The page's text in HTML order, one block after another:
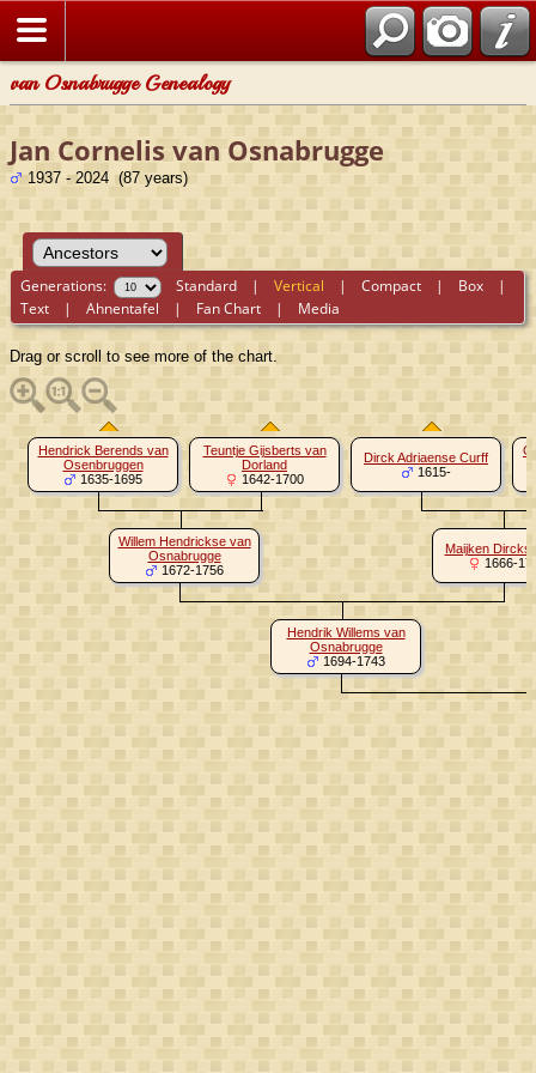
van Osnabrugge Genealogy
Jan Cornelis van Osnabrugge
1937 - 2024 (87 years)
Generations: Standard |Vertical |Compact | Box |
Text |Ahnentafel | Fan Chart | Media
Drag or scroll to see more of the chart.
Hendrick Berends van
Osenbruggen
1635-1695
Teuntje Gijsberts van
Dorland
1642-1700
Dirck Adriaense Curff
1615-
Willem Hendrickse van
Osnabrugge
1672-1756
Maijken
1666-
Hendrik Willems van
Osnabrugge
1694-1743